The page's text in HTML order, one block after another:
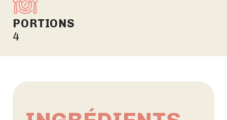
PORTIONS
4